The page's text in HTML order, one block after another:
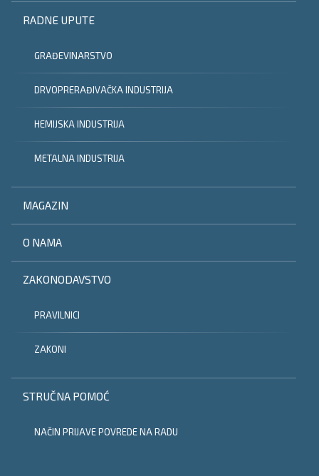
RADNE UPUTE
GRAĐEVINARSTVO
DRVOPRERAĐIVAČKA INDUSTRIJA
HEMIJSKA INDUSTRIJA
METALNA INDUSTRIJA
MAGAZIN
O NAMA
ZAKONODAVSTVO
PRAVILNICI
ZAKONI
STRUČNA POMOĆ
NAČIN PRIJAVE POVREDE NA RADU